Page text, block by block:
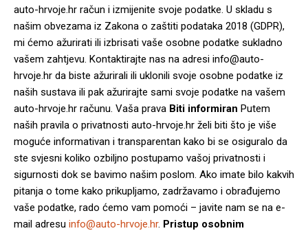
auto-hrvoje.hr račun i izmijenite svoje podatke. U skladu s
našim obvezama iz Zakona o zaštiti podataka 2018 (GDPR),
mi ćemo ažurirati ili izbrisati vaše osobne podatke sukladno
vašem zahtjevu. Kontaktirajte nas na adresi info@auto-
hrvoje.hr da biste ažurirali ili uklonili svoje osobne podatke iz
naših sustava ili pak ažurirajte sami svoje podatke na vašem
auto-hrvoje.hr računu. Vaša prava Biti informiran Putem
naših pravila o privatnosti auto-hrvoje.hr želi biti što je više
moguće informativan i transparentan kako bi se osiguralo da
ste svjesni koliko ozbiljno postupamo vašoj privatnosti i
sigurnosti dok se bavimo našim poslom. Ako imate bilo kakvih
pitanja o tome kako prikupljamo, zadržavamo i obrađujemo
vaše podatke, rado ćemo vam pomoći – javite nam se na e-
mail adresu info@auto-hrvoje.hr. Pristup osobnim